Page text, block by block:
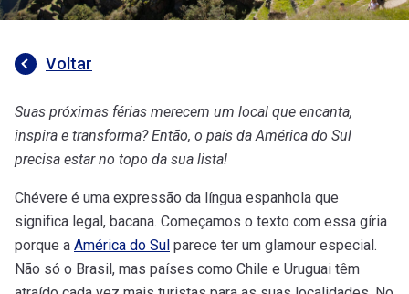
Voltar
Suas próximas férias merecem um local que encanta,
inspira e transforma? Então, o país da América do Sul
precisa estar no topo da sua lista!
Chévere é uma expressão da língua espanhola que
significa legal, bacana. Começamos o texto com essa gíria
porque a América do Sul parece ter um glamour especial.
Não só o Brasil, mas países como Chile e Uruguai têm